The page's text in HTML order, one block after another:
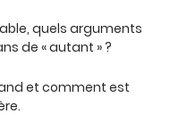
quels arguments
de « autant » ?
et comment est